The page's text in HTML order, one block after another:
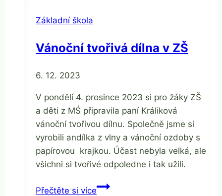
Základní škola
Vánoční tvořivá dílna v ZŠ
OdJaroslava
6. 12. 2023
V pondělí 4. prosince 2023 si pro žáky ZŠ
a děti z MŚ připravila paní Králiková
vánoční tvořivou dílnu. Společně jsme si
vyrobili andílka z vlny a vánoční ozdoby s
papírovou krajkou. Účast nebyla velká, ale
všichni si tvořivé odpoledne i tak užili.
Přečtěte si víceVánoční